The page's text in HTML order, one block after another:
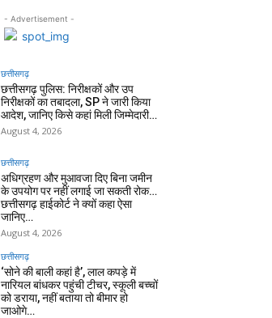
- Advertisement -
छत्तीसगढ़
छत्तीसगढ़ पुलिस: निरीक्षकों और उप
निरीक्षकों का तबादला, SP ने जारी किया
आदेश, जानिए किसे कहां मिली जिम्मेदारी…
August 4, 2026
छत्तीसगढ़
अधिग्रहण और मुआवजा दिए बिना जमीन
के उपयोग पर नहीं लगाई जा सकती रोक…
छत्तीसगढ़ हाईकोर्ट ने क्यों कहा ऐसा
जानिए…
August 4, 2026
छत्तीसगढ़
‘सोने की बाली कहां है’, लाल कपड़े में
नारियल बांधकर पहुंची टीचर, स्कूली बच्चों
को डराया, नहीं बताया तो बीमार हो
जाओगे…